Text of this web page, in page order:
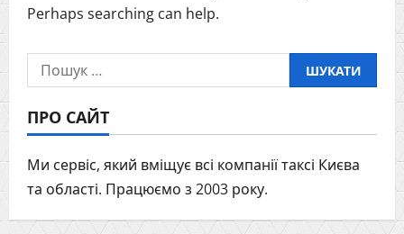
Perhaps searching can help.
Пошук:
ПРО САЙТ
Ми сервіс, який вміщує всі компанії таксі Києва
та області. Працюємо з 2003 року.